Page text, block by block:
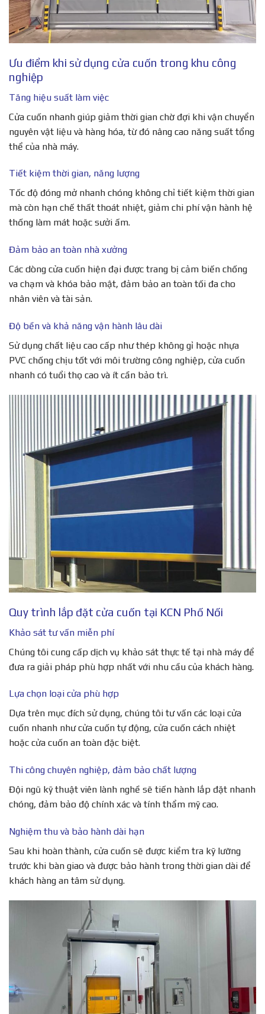
Ưu điểm khi sử dụng cửa cuốn trong khu công
nghiệp
Tăng hiệu suất làm việc
Cửa cuốn nhanh giúp giảm thời gian chờ đợi khi vận chuyển
nguyên vật liệu và hàng hóa, từ đó nâng cao năng suất tổng
thể của nhà máy.
Tiết kiệm thời gian, năng lượng
Tốc độ đóng mở nhanh chóng không chỉ tiết kiệm thời gian
mà còn hạn chế thất thoát nhiệt, giảm chi phí vận hành hệ
thống làm mát hoặc sưởi ấm.
Đảm bảo an toàn nhà xưởng
Các dòng cửa cuốn hiện đại được trang bị cảm biến chống
va chạm và khóa bảo mật, đảm bảo an toàn tối đa cho
nhân viên và tài sản.
Độ bền và khả năng vận hành lâu dài
Sử dụng chất liệu cao cấp như thép không gỉ hoặc nhựa
PVC chống chịu tốt với môi trường công nghiệp, cửa cuốn
nhanh có tuổi thọ cao và ít cần bảo trì.
Quy trình lắp đặt cửa cuốn tại KCN Phố Nối
Khảo sát tư vấn miễn phí
Chúng tôi cung cấp dịch vụ khảo sát thực tế tại nhà máy để
đưa ra giải pháp phù hợp nhất với nhu cầu của khách hàng.
Lựa chọn loại cửa phù hợp
Dựa trên mục đích sử dụng, chúng tôi tư vấn các loại cửa
cuốn nhanh như cửa cuốn tự động, cửa cuốn cách nhiệt
hoặc cửa cuốn an toàn đặc biệt.
Thi công chuyên nghiệp, đảm bảo chất lượng
Đội ngũ kỹ thuật viên lành nghề sẽ tiến hành lắp đặt nhanh
chóng, đảm bảo độ chính xác và tính thẩm mỹ cao.
Nghiệm thu và bảo hành dài hạn
Sau khi hoàn thành, cửa cuốn sẽ được kiểm tra kỹ lưỡng
trước khi bàn giao và được bảo hành trong thời gian dài để
khách hàng an tâm sử dụng.